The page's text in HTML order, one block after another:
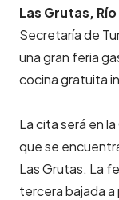
Las Grutas,
Secretaría de
una gran feria
cocina gratuita
La cita será en
que se
Las Grutas. La
tercera bajada a